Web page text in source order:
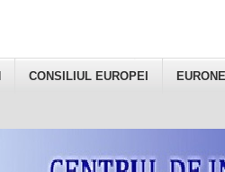
CONSILIUL EUROPEI